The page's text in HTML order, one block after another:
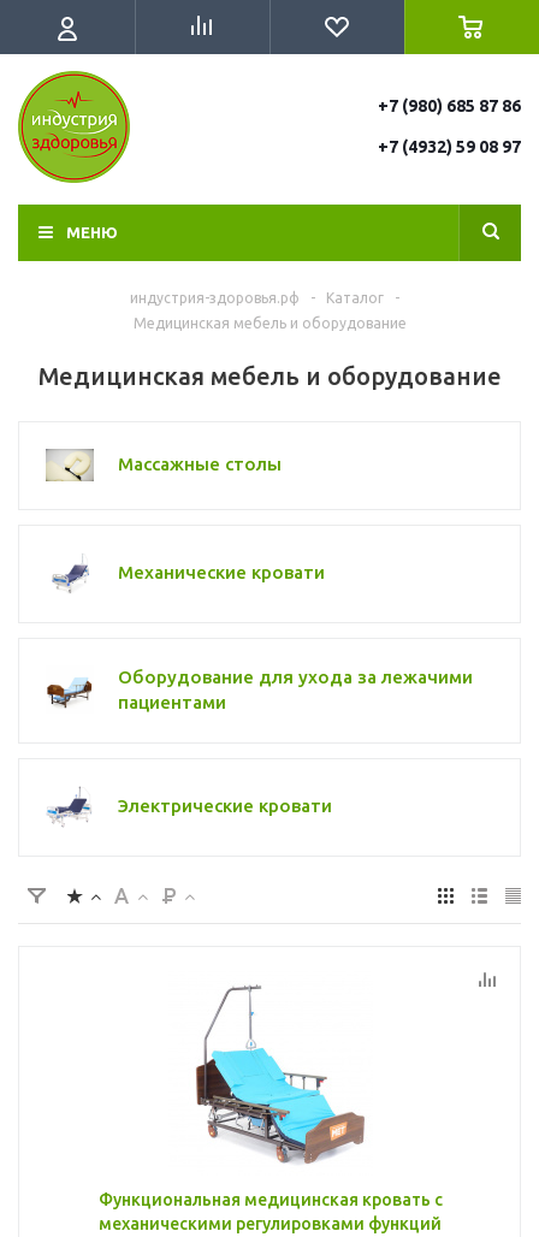
+7 (980) 685 87 86
+7 (4932) 59 08 97
МЕНЮ
индустрия-здоровья.рф - Каталог
-
Медицинская мебель и оборудование
Медицинская мебель и оборудование
Массажные столы
Механические кровати
Оборудование для ухода за лежачими
пациентами
Электрические кровати
Функциональная медицинская кровать с
механическими регулировками функций